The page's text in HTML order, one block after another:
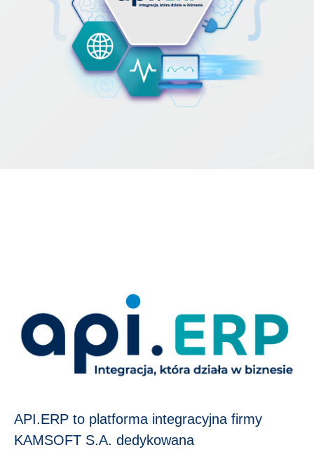
API.ERP to platforma integracyjna firmy
KAMSOFT S.A. dedykowana